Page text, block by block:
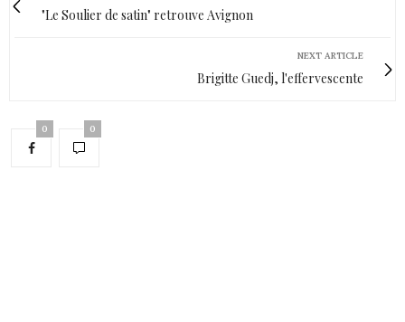
"Le Soulier de satin" retrouve Avignon
NEXT ARTICLE
Brigitte Guedj, l'effervescente
0 0